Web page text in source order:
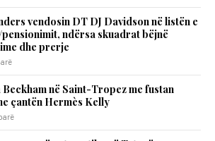
vendosin DT DJ Davidson në listën e
ndërsa skuadrat bëjnë
dhe prerje
në Saint-Tropez me fustan
çantën Hermès Kelly